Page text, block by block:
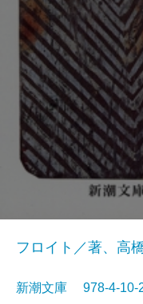
フロイト／著、高
新潮文庫 978-4-